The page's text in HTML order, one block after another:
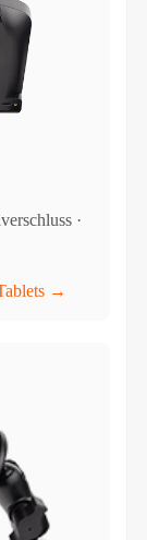
·
→